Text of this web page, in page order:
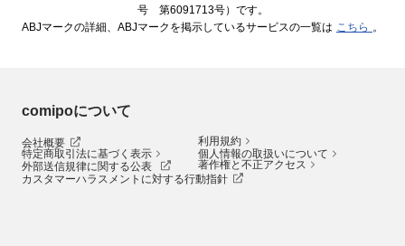
号 第6091713号）です。
ABJマークの詳細、ABJマークを掲示しているサービスの一覧は こちら 。
comipoについて
会社概要
利用規約
特定商取引法に基づく表示
個人情報の取扱いについて
外部送信規律に関する公表
著作権と不正アクセス
カスタマーハラスメントに対する行動指針